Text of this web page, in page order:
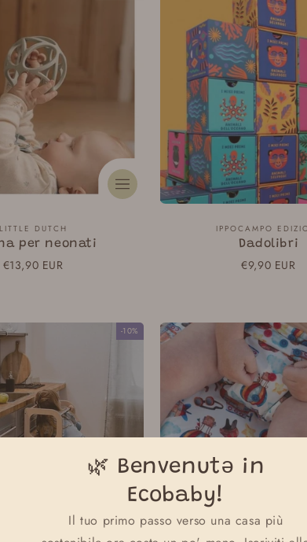
Fornitore:
LITTLE DUTCH
per neonati
Prezzo
€13,90 EUR
IPPOCAMPO
Dadolibri
Prezzo
€9,90 EUR
-10%
🌿 Benvenutə in
Ecobaby!
Il tuo primo passo verso una casa più